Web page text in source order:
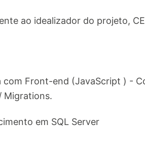
ao idealizador do projeto,
com Front-end (JavaScript ) -
Migrations.
em SQL Server